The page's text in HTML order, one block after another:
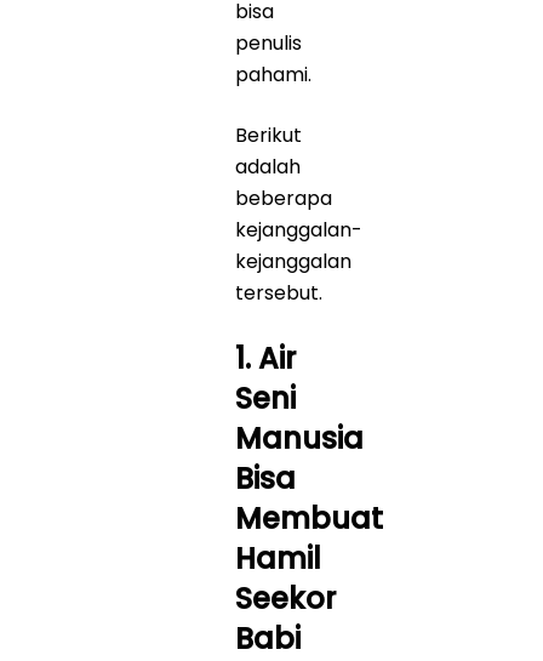
bisa
penulis
pahami.
Berikut
adalah
beberapa
kejanggalan-
kejanggalan
tersebut.
1. Air
Seni
Manusia
Bisa
Membuat
Hamil
Seekor
Babi